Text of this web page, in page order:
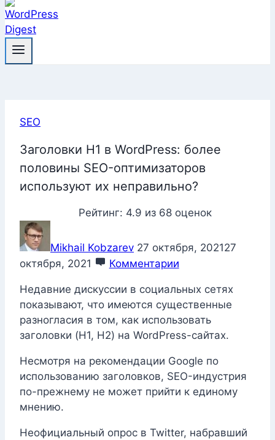
SEO
Заголовки H1 в WordPress: более
половины SEO-оптимизаторов
используют их неправильно?
Рейтинг: 4.9 из 68 оценок
Mikhail Kobzarev 27 октября, 202127
октября, 2021
Комментарии
Недавние дискуссии в социальных сетях
показывают, что имеются существенные
разногласия в том, как использовать
заголовки (H1, H2) на WordPress-сайтах.
Несмотря на рекомендации Google по
использованию заголовков, SEO-индустрия
по-прежнему не может прийти к единому
мнению.
Неофициальный опрос в Twitter, набравший